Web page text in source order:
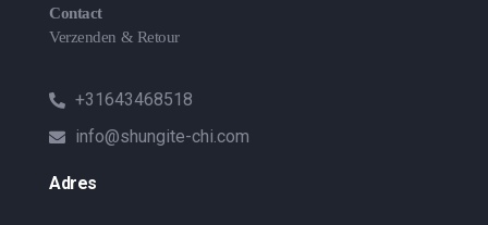
Contact
Verzenden & Retour
+31643468518
info@shungite-chi.com
Adres